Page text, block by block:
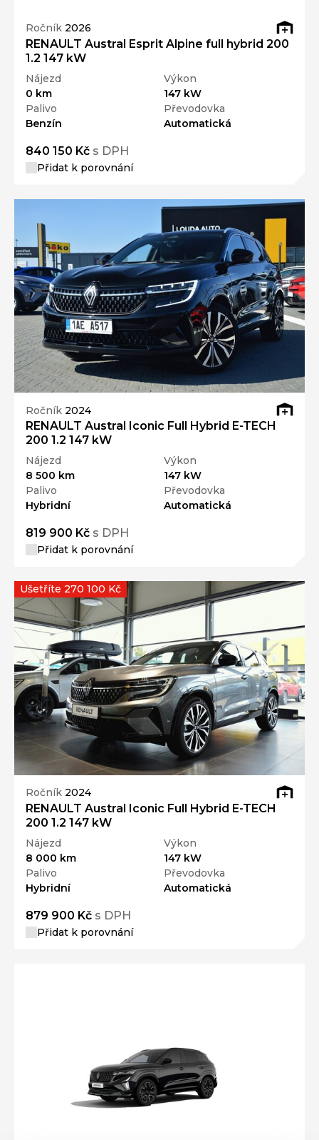
Ročník 2026
RENAULT Austral Esprit Alpine full hybrid 200
1.2 147 kW
Nájezd
0 km
Výkon
147 kW
Palivo
Benzín
Převodovka
Automatická
840 150 Kč s DPH
Přidat k porovnání
Ročník 2024
RENAULT Austral Iconic Full Hybrid E-TECH
200 1.2 147 kW
Nájezd
8 500 km
Výkon
147 kW
Palivo
Hybridní
Převodovka
Automatická
819 900 Kč s DPH
Přidat k porovnání
Ročník 2024
RENAULT Austral Iconic Full Hybrid E-TECH
200 1.2 147 kW
Nájezd
8 000 km
Výkon
147 kW
Palivo
Hybridní
Převodovka
Automatická
879 900 Kč s DPH
Přidat k porovnání
Ušetříte 270 100 Kč